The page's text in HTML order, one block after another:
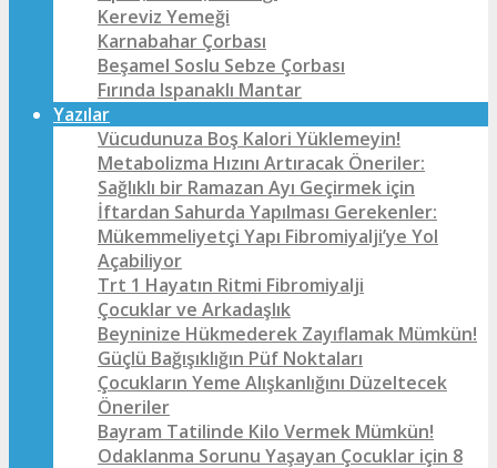
Kereviz Yemeği
Karnabahar Çorbası
Beşamel Soslu Sebze Çorbası
Fırında Ispanaklı Mantar
Yazılar
Vücudunuza Boş Kalori Yüklemeyin!
Metabolizma Hızını Artıracak Öneriler:
Sağlıklı bir Ramazan Ayı Geçirmek için
İftardan Sahurda Yapılması Gerekenler:
Mükemmeliyetçi Yapı Fibromiyalji’ye Yol
Açabiliyor
Trt 1 Hayatın Ritmi Fibromiyalji
Çocuklar ve Arkadaşlık
Beyninize Hükmederek Zayıflamak Mümkün!
Güçlü Bağışıklığın Püf Noktaları
Çocukların Yeme Alışkanlığını Düzeltecek
Öneriler
Bayram Tatilinde Kilo Vermek Mümkün!
Odaklanma Sorunu Yaşayan Çocuklar için 8